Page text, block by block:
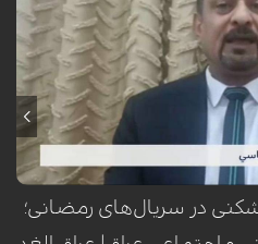
عراق، با هشدار نسبت به استفاده از
این اقدام را تلاشی برای
یعنی مرجعیت، شعائر حسینی و
در سریال‌های رمضانی؛